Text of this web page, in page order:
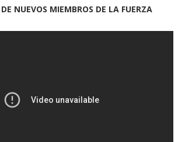
NUEVOS MIEMBROS DE LA FUERZA